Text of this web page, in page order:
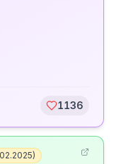
1136
)